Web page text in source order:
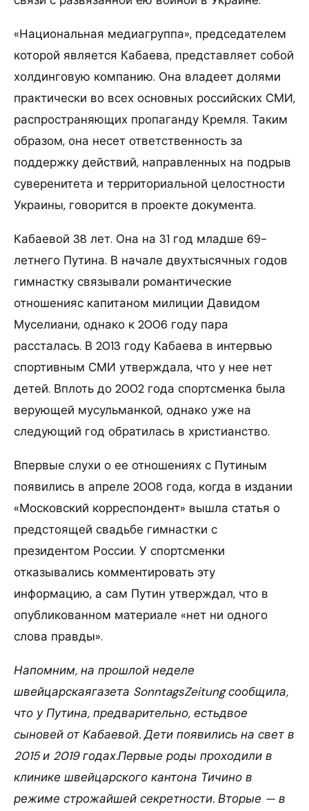
«Национальная медиагруппа», председателем
которой является Кабаева, представляет собой
холдинговую компанию. Она владеет долями
практически во всех основных российских СМИ,
распространяющих пропаганду Кремля. Таким
образом, она несет ответственность за
поддержку действий, направленных на подрыв
суверенитета и территориальной целостности
Украины, говорится в проекте документа.
Кабаевой 38 лет. Она на 31 год младше 69-
летнего Путина. В начале двухтысячных годов
гимнастку связывали романтические
отношенияс капитаном милиции Давидом
Муселиани, однако к 2006 году пара
рассталась. В 2013 году Кабаева в интервью
спортивным СМИ утверждала, что у нее нет
детей. Вплоть до 2002 года спортсменка была
верующей мусульманкой, однако уже на
следующий год обратилась в христианство.
Впервые слухи о ее отношениях с Путиным
появились в апреле 2008 года, когда в издании
«Московский корреспондент» вышла статья о
предстоящей свадьбе гимнастки с
президентом России. У спортсменки
отказывались комментировать эту
информацию, а сам Путин утверждал, что в
опубликованном материале «нет ни одного
слова правды».
Напомним, на прошлой неделе
швейцарскаягазета SonntagsZeitung сообщила,
что у Путина, предварительно, естьдвое
сыновей от Кабаевой. Дети появились на свет в
2015 и 2019 годах.Первые роды проходили в
клинике швейцарского кантона Тичино в
режиме строжайшей секретности. Вторые — в